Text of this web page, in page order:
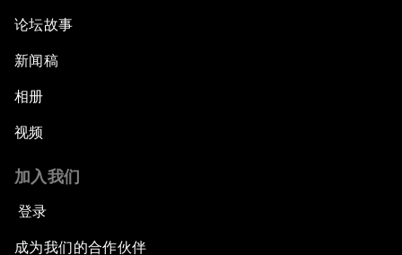
论坛故事
新闻稿
相册
视频
加入我们
登录
成为我们的合作伙伴